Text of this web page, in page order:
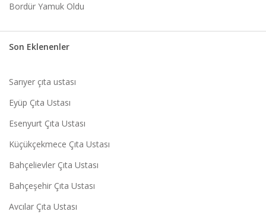
Bordür Yamuk Oldu
Son Eklenenler
Sarıyer çıta ustası
Eyüp Çıta Ustası
Esenyurt Çıta Ustası
Küçükçekmece Çıta Ustası
Bahçelievler Çıta Ustası
Bahçeşehir Çıta Ustası
Avcılar Çıta Ustası